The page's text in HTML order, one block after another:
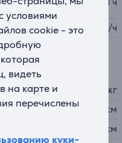
условиями
cookie - это
видеть
на карте и
перечислены
куки-
4584 мА/ч
8,16 кг
56,5 см
34,5 см